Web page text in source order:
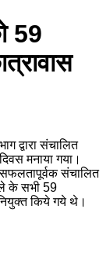
59
द्वारा संचालित
मनाया गया।
सफलतापूर्वक संचालित
के सभी 59
किये गये थे।